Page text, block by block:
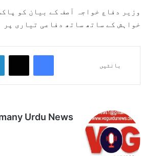
وزیر دفاع خواجہ آصف کے بیان کو
خواہش کے ساتھ ساتھ دفاعی تیاری پر
بانٹیں
X
Urdu News